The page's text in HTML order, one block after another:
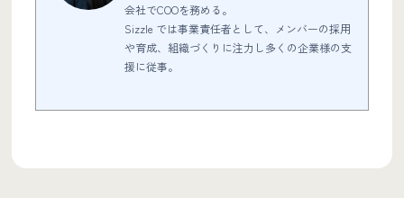
会社でCOOを務める。
Sizzle では事業責任者として、メンバーの採用
や育成、組織づくりに注力し多くの企業様の支
援に従事。